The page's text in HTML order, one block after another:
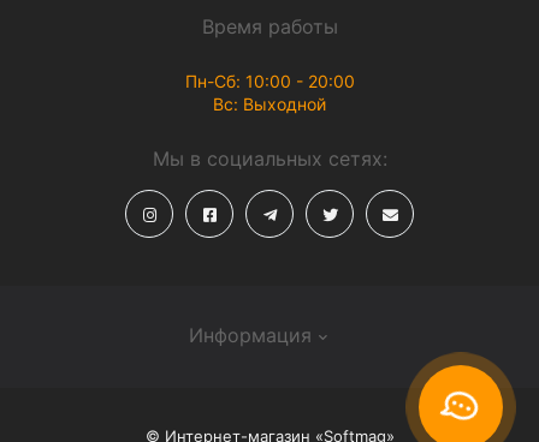
Информация
Время работы
Пн-Сб: 10:00 - 20:00
Вс: Выходной
Мы в социальных сетях:
© Интернет-магазин «Softmag»